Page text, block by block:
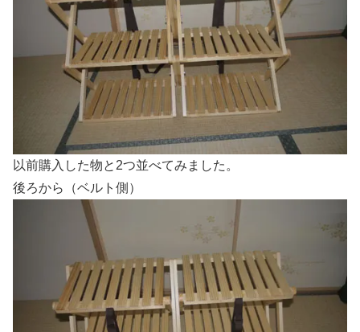
以前購入した物と2つ並べてみました。
後ろから（ベルト側）